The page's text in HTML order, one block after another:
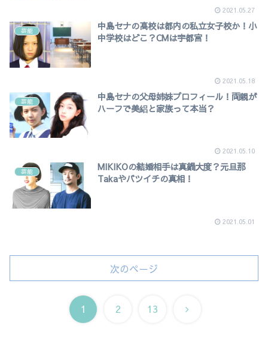
2021.05.27
芸能
中島セナの高校は都内の私立女子校か！小
中学校はどこ？CMは宇都宮！
2021.05.18
芸能
中島セナの父母姉妹プロフィール！両親が
ハーフで美絽と家族って本当？
2021.05.10
芸能
MIKIKOの結婚相手は真鍋大度？元旦那
Takaやバツイチの真相！
2021.05.01
次のページ
1 2 13
次